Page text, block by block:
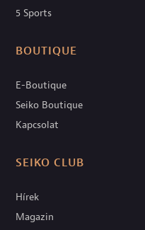
5 Sports
BOUTIQUE
E-Boutique
Seiko Boutique
Kapcsolat
SEIKO CLUB
Hírek
Magazin